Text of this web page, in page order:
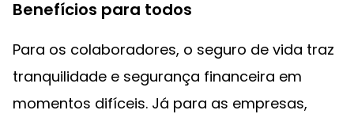
Benefícios para todos
Para os colaboradores, o seguro de vida traz
tranquilidade e segurança financeira em
momentos difíceis. Já para as empresas,